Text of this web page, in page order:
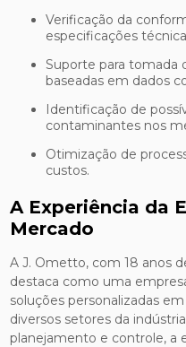
Verificação da conformidade com normas e
especificações
Suporte para tomada de decisões estratégicas
baseadas em dados
Identificação de possíveis impurezas ou
contaminantes nos
Otimização de processos produtivos e redução de
custos.
A Experiência da
Mercado
A J. Ometto, com 18 anos
destaca como uma
soluções personalizadas
diversos setores da
planejamento e controle, a